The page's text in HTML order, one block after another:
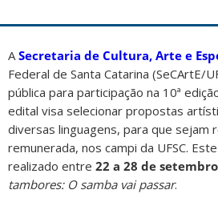
ASecretaria de Cultura, Arte e
Federal de Santa Catarina (SeCArtE/
pública para participação na 10ª
edital visa selecionar propostas
diversas linguagens, para que sejam
remunerada, nos campi da UFSC.
realizado entre 22 a 28 de setembro
tambores: O samba vai passar.